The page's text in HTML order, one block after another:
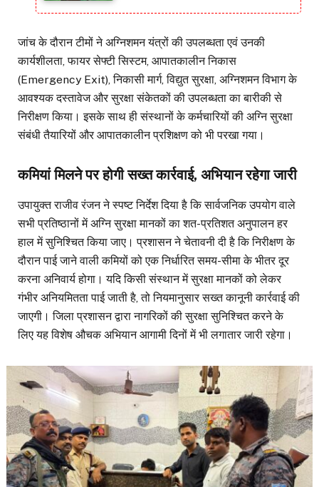
जांच के दौरान टीमों ने अग्निशमन यंत्रों की उपलब्धता एवं उनकी
कार्यशीलता, फायर सेफ्टी सिस्टम, आपातकालीन निकास
(Emergency Exit), निकासी मार्ग, विद्युत सुरक्षा, अग्निशमन विभाग के
आवश्यक दस्तावेज और सुरक्षा संकेतकों की उपलब्धता का बारीकी से
निरीक्षण किया। इसके साथ ही संस्थानों के कर्मचारियों की अग्नि सुरक्षा
संबंधी तैयारियों और आपातकालीन प्रशिक्षण को भी परखा गया।
कमियां मिलने पर होगी सख्त कार्रवाई, अभियान रहेगा जारी
उपायुक्त राजीव रंजन ने स्पष्ट निर्देश दिया है कि सार्वजनिक उपयोग वाले
सभी प्रतिष्ठानों में अग्नि सुरक्षा मानकों का शत-प्रतिशत अनुपालन हर
हाल में सुनिश्चित किया जाए। प्रशासन ने चेतावनी दी है कि निरीक्षण के
दौरान पाई जाने वाली कमियों को एक निर्धारित समय-सीमा के भीतर दूर
करना अनिवार्य होगा। यदि किसी संस्थान में सुरक्षा मानकों को लेकर
गंभीर अनियमितता पाई जाती है, तो नियमानुसार सख्त कानूनी कार्रवाई की
जाएगी। जिला प्रशासन द्वारा नागरिकों की सुरक्षा सुनिश्चित करने के
लिए यह विशेष औचक अभियान आगामी दिनों में भी लगातार जारी रहेगा।